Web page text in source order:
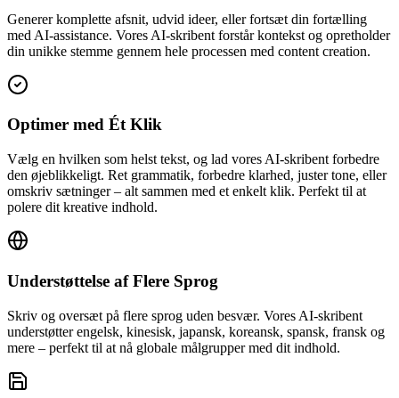
Generer komplette afsnit, udvid ideer, eller fortsæt din fortælling
med AI-assistance. Vores AI-skribent forstår kontekst og opretholder
din unikke stemme gennem hele processen med content creation.
Optimer med Ét Klik
Vælg en hvilken som helst tekst, og lad vores AI-skribent forbedre
den øjeblikkeligt. Ret grammatik, forbedre klarhed, juster tone, eller
omskriv sætninger – alt sammen med et enkelt klik. Perfekt til at
polere dit kreative indhold.
Understøttelse af Flere Sprog
Skriv og oversæt på flere sprog uden besvær. Vores AI-skribent
understøtter engelsk, kinesisk, japansk, koreansk, spansk, fransk og
mere – perfekt til at nå globale målgrupper med dit indhold.